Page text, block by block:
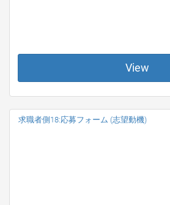
View
求職者側18:応募フォーム (志望動機)